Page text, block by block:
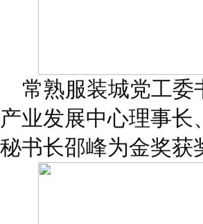
常熟服装城党工委
产业发展中心理事
秘书长邵峰为金奖获